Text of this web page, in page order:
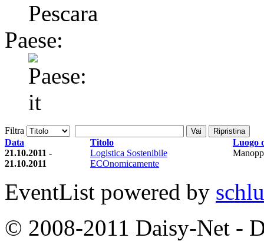
Pescara
Paese:
Filtra Vai Ripristina
Data Titolo
Luogo
21.10.2011 -
21.10.2011
Logistica Sostenibile
ECOnomicamente
EventList powered by
© 2008-2011 Daisy-Net -